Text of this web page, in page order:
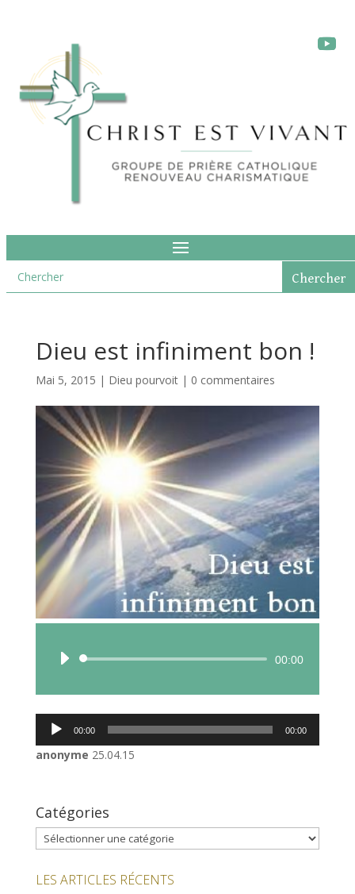
Dieu est infiniment bon !
Mai 5, 2015 | Dieu pourvoit| 0 commentaires
Lecteur
00:00
Lecteur
00:00 00:00
anonyme 25.04.15
Catégories
Catégories
LES ARTICLES RÉCENTS